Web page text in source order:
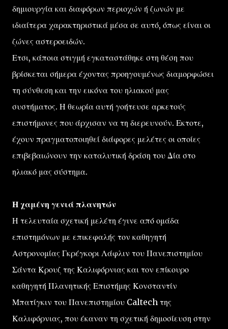
δημιουργία και διαφόρων περιοχών ή ζωνών με
ιδιαίτερα χαρακτηριστικά μέσα σε αυτό, όπως είναι οι
ζώνες αστεροειδών.
Ετσι, κάποια στιγμή εγκαταστάθηκε στη θέση που
βρίσκεται σήμερα έχοντας προηγουμένως διαμορφώσει
τη σύνθεση και την εικόνα του ηλιακού μας
συστήματος. Η θεωρία αυτή γοήτευσε αρκετούς
επιστήμονες που άρχισαν να τη διερευνούν. Εκτοτε,
έχουν πραγματοποιηθεί διάφορες μελέτες οι οποίες
επιβεβαιώνουν την καταλυτική δράση του Δία στο
ηλιακό μας σύστημα.
Η χαμένη γενιά πλανητών
Η τελευταία σχετική μελέτη έγινε από ομάδα
επιστημόνων με επικεφαλής τον καθηγητή
Αστρονομίας Γκρέγκορι Λάφλιν του Πανεπιστημίου
Σάντα Κρουζ της Καλιφόρνιας και τον επίκουρο
καθηγητή Πλανητικής Επιστήμης Κονσταντίν
Μπατίγκιν του Πανεπιστημίου Caltech της
Καλιφόρνιας, που έκαναν τη σχετική δημοσίευση στην